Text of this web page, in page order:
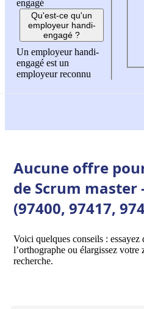
engagé
Qu'est-ce qu'un
employeur handi-
engagé ?
Un employeur handi-
engagé est un
employeur reconnu
Aucune offre
de Scrum master
(97400, 97417,
Voici quelques conseils : essayez
l’orthographe ou élargissez votre
recherche.